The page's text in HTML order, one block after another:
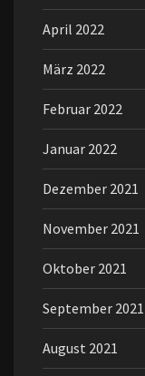
April 2022
März 2022
Februar 2022
Januar 2022
Dezember 2021
November 2021
Oktober 2021
September 2021
August 2021